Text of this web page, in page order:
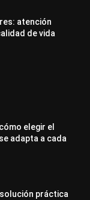
atención
de vida
elegir el
adapta a cada
práctica